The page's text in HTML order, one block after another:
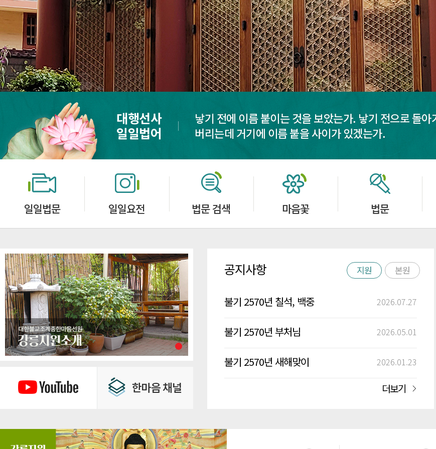
대행선사
일일법어
낳기 전에 이름 붙이는 것을 보았는가. 낳기 전으로 돌
버리는데 거기에 이름 붙을 사이가 있겠는가.
일일법문 일일요전 법문 검색 마음꽃 법문
공지사항 지원 본원
불기 2570년 칠석, 백중
정진법회 안내
2026.07.27
불기 2570년 부처님
오신날 안내
2026.05.01
불기 2570년 새해맞이
2026.01.23
더보기